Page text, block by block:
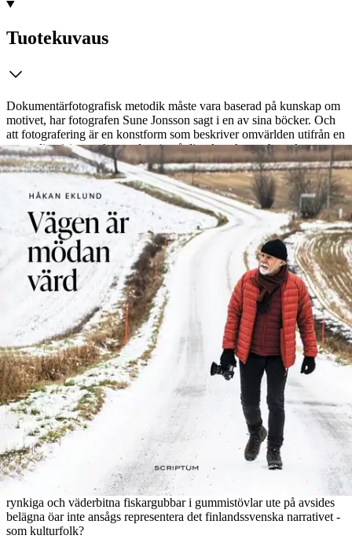
Tuotekuvaus
Dokumentärfotografisk metodik måste vara baserad på kunskap om
motivet, har fotografen Sune Jonsson sagt i en av sina böcker. Och
att fotografering är en konstform som beskriver omvärlden utifrån en
personlig vision, och grundar sig på djup kunskap och stark
inlevelse. Det är detta Håkan Eklunds tredje bok handlar om: egna
och andras dokumentärfotografiska ambitioner och erfarenheter.
Som tonåring sparade han ihop till en systemkamera; våren 1968 var
kameran den första av sitt slag i hans hemby. En investering som
kommit Håkan Eklund till nytta under mer än ett halvt sekel; senare
också som fotolärare och -kursledare. För att förstå och uppskatta
nuet, måste man veta något om det som hänt tidigare. Det gäller
också ett lands historia. Den här boken har skrivits medan Putins
skamliga Ukrainakrig fyller medierna med dagliga frontrapporter -
som också påverkat bokens innehåll: ett motsvarande anfallskrig höll
i tiden på att kväva vår egen frihet; i boken berättar några
frontveteraner hur nära avgrunden vi var 1944. Ur kriget föddes
också Yrjö Kokkos Lapplandslängtan - till lugnet, naturen och
fåglarna i väglöst land. Under sex vårar sökte han häckande
sångsvan i Fjällappland, dit de sista paren hade sökt sig undan
förföljelse. Ingen hade någonsin fotodokumenterat häckande
sångsvan i Finland - eller i Sverige. Våren 1950 lyckades han.
Uthålligheten resulterade i en bok som tog det finska folket med
storm; förföljelsen upphörde och den vita och graciösa sångsvanen
utsågs småningom till Finlands national fågel. Igen - vägen var
mödan värd. Boken avslutas med en intressant fallstudie. Fotografen
Kaj Dahls skärgårdsdokumentation av den sista generationen
fastboende fiskarbönder, skulle bli hans livsverk. Den ambitionen
krävdes i mitten av 1970-talet, när han väl kommit i gång. Kanske
rynkiga och väderbitna fiskargubbar i gummistövlar ute på avsides
belägna öar inte ansågs representera det finlandssvenska narrativet -
som kulturfolk?